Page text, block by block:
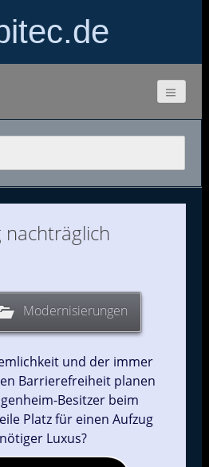
nachträglich
Modernisierungen
und der immer
Barrierefreiheit planen
Besitzer beim
Platz für einen Aufzug
Luxus?